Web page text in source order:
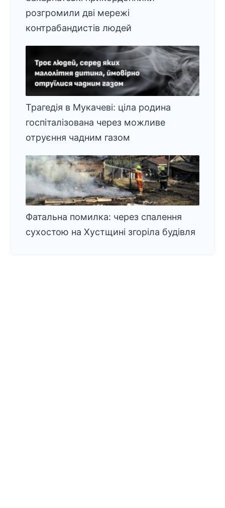
розгромили дві мережі
контрабандистів людей
Трагедія в Мукачеві: ціла родина
госпіталізована через можливе
отруєння чадним газом
Фатальна помилка: через спалення
сухостою на Хустщині згоріла будівля